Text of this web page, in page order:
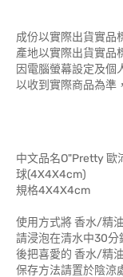
成份以實際出貨實品
產地以實際出貨實品
因電腦螢幕設定及個
以收到實際商品為準
中文品名O"Pretty 歐
球(4X4X4cm)
規格4X4X4cm
使用方式將 香水/精
請浸泡在清水中30分
後把喜愛的 香水/精
保存方法請置於陰涼